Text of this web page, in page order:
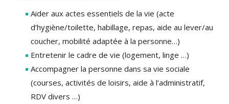
Aider aux actes essentiels de la vie (acte
d’hygiène/toilette, habillage, repas, aide au lever/au
coucher, mobilité adaptée à la personne…)
Entretenir le cadre de vie (logement, linge …)
Accompagner la personne dans sa vie sociale
(courses, activités de loisirs, aide à l’administratif,
RDV divers …)